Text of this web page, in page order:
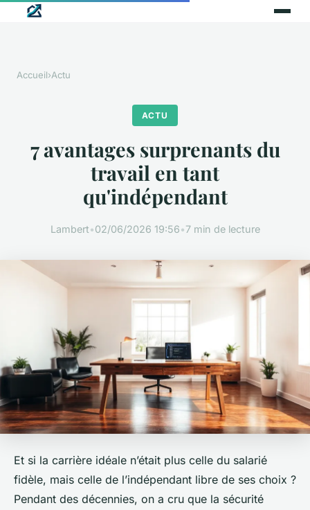
Accueil›Actu
ACTU
7 avantages surprenants du
travail en tant
qu'indépendant
Lambert•02/06/2026 19:56•7 min de lecture
Et si la carrière idéale n’était plus celle du salarié
fidèle, mais celle de l’indépendant libre de ses choix ?
Pendant des décennies, on a cru que la sécurité